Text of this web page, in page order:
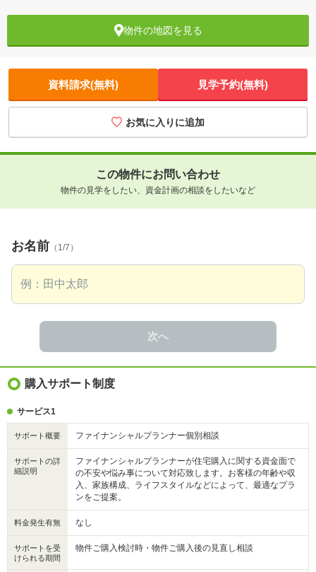
物件の地図を見る
資料請求(無料) 見学予約(無料)
お気に入りに追加
この物件にお問い合わせ
物件の見学をしたい、資金計画の相談をしたいなど
お名前 （1/7）
次へ
購入サポート制度
サービス1
サポート概要 ファイナンシャルプランナー個別相談
サポートの詳
細説明
ファイナンシャルプランナーが住宅購入に関する資金面で
の不安や悩み事について対応致します。お客様の年齢や収
入、家族構成、ライフスタイルなどによって、最適なプラ
ンをご提案。
料金発生有無 なし
サポートを受
けられる期間
物件ご購入検討時・物件ご購入後の見直し相談